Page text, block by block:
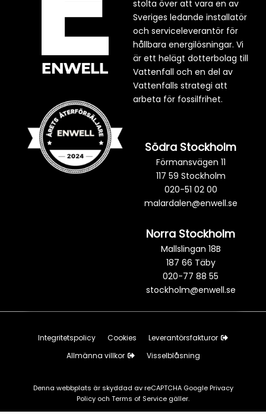
stolta över att vara en av
Sveriges ledande installatör
och serviceleverantör för
hållbara energilösningar. Vi
är ett helägt dotterbolag till
Vattenfall och en del av
Vattenfalls strategi att
arbeta för fossilfrihet.
Södra Stockholm
Förmansvägen 11
117 59 Stockholm
020-51 02 00
malardalen@enwell.se
Norra Stockholm
Mallslingan 18B
187 66 Täby
020-77 88 55
stockholm@enwell.se
Integritetspolicy Cookies
Leverantörsfakturor
Allmänna villkor
Visselblåsning
Denna webbplats är skyddad av reCAPTCHA GooglePrivacy
Policy och Terms of Service gäller.